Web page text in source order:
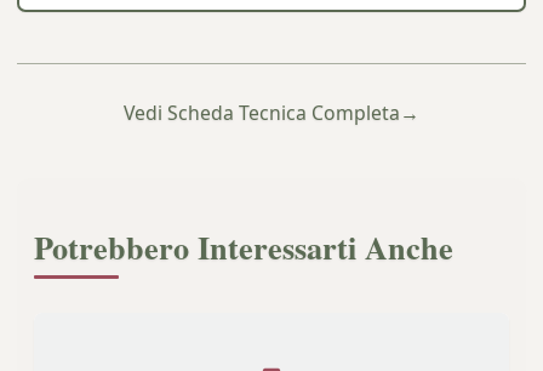
Vedi Scheda Tecnica Completa→
Potrebbero Interessarti Anche